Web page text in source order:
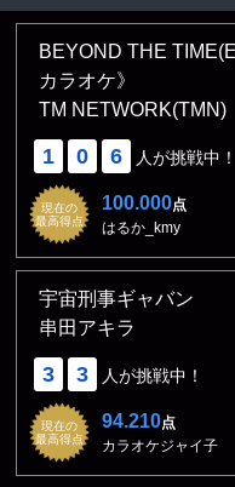
BEYOND THE
カラオケ》
TM NETWORK(TMN)
1 0 6 人が挑戦中！
現在の
最高得点
100.000点
はるか_kmy
宇宙刑事ギャバン
串田アキラ
3 3 人が挑戦中！
現在の
最高得点
94.210点
カラオケジャイ子